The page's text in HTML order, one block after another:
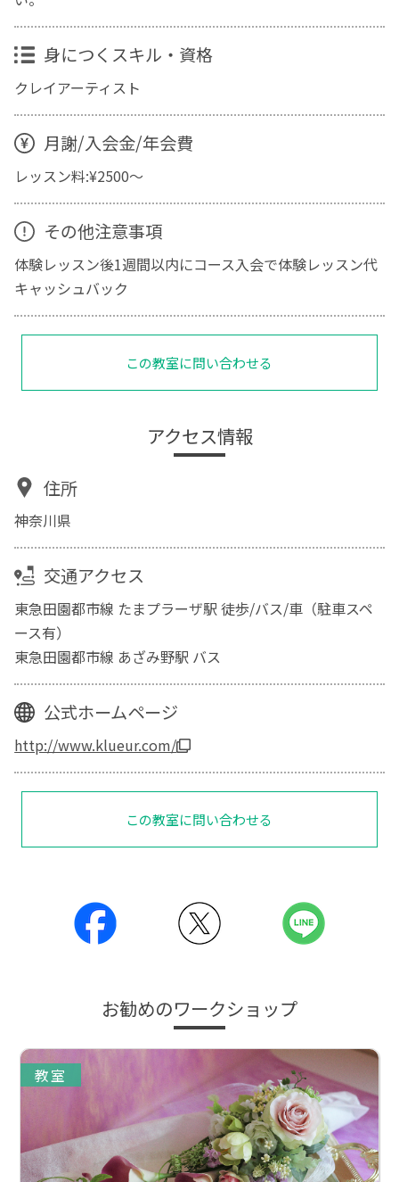
身につくスキル・資格
クレイアーティスト
月謝/入会金/年会費
レッスン料:¥2500〜
その他注意事項
体験レッスン後1週間以内にコース入会で体験レッスン代
キャッシュバック
この教室に問い合わせる
アクセス情報
住所
神奈川県
交通アクセス
東急田園都市線 たまプラーザ駅 徒歩/バス/車（駐車スペ
ース有）
東急田園都市線 あざみ野駅 バス
公式ホームページ
http://www.klueur.com/
この教室に問い合わせる
お勧めのワークショップ
教室